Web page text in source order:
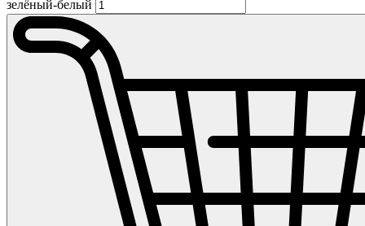
зелёный-белый